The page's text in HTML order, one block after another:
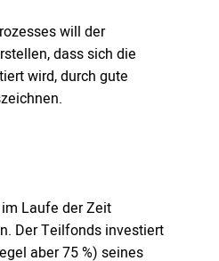
will der
dass sich die
wird, durch gute
Laufe der Zeit
Der Teilfonds investiert
aber 75 %) seines